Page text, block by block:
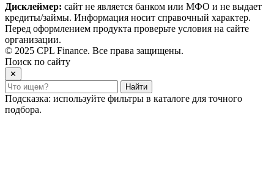
Дисклеймер: сайт не является банком или МФО и не выдает
кредиты/займы. Информация носит справочный характер.
Перед оформлением продукта проверьте условия на сайте
организации.
© 2025 CPL Finance. Все права защищены.
Поиск по сайту
✕
Найти
Подсказка: используйте фильтры в каталоге для точного
подбора.